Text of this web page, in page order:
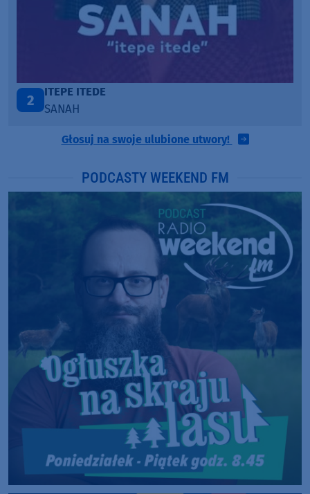
3
ONE CALL AWAY
LOUD LUXURY
Głosuj na swoje ulubione utwory!
PODCASTY WEEKEND FM